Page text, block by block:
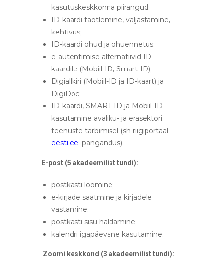
kasutuskeskkonna piirangud;
ID-kaardi taotlemine, väljastamine,
kehtivus;
ID-kaardi ohud ja ohuennetus;
e-autentimise alternatiivid ID-
kaardile (Mobiil-ID, Smart-ID);
Digiallkiri (Mobiil-ID ja ID-kaart) ja
DigiDoc;
ID-kaardi, SMART-ID ja Mobiil-ID
kasutamine avaliku- ja erasektori
teenuste tarbimisel (sh riigiportaal
eesti.ee; pangandus).
E-post (5 akadeemilist tundi):
postkasti loomine;
e-kirjade saatmine ja kirjadele
vastamine;
postkasti sisu haldamine;
kalendri igapäevane kasutamine.
Zoomi keskkond (3 akadeemilist tundi):